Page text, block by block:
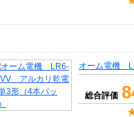
オーム電機
総合評価